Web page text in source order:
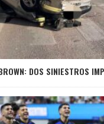
DOS SINIESTROS